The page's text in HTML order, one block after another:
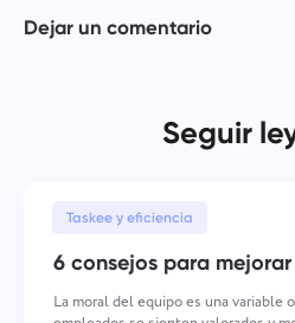
Dejar un comentario
Seguir
Taskee y eficiencia
6 consejos para
La moral del equipo es una variable